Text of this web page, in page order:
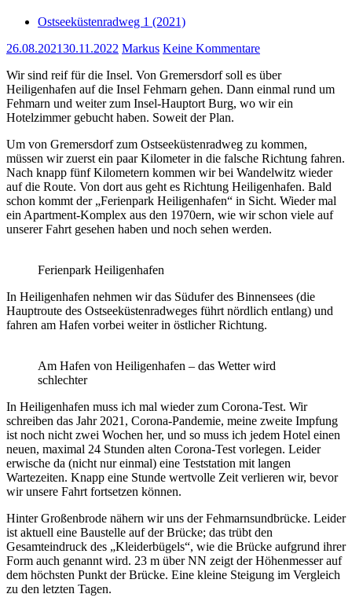
Ostseeküstenradweg 1 (2021)
26.08.202130.11.2022 Markus Keine Kommentare
Wir sind reif für die Insel. Von Gremersdorf soll es über
Heiligenhafen auf die Insel Fehmarn gehen. Dann einmal rund um
Fehmarn und weiter zum Insel-Hauptort Burg, wo wir ein
Hotelzimmer gebucht haben. Soweit der Plan.
Um von Gremersdorf zum Ostseeküstenradweg zu kommen,
müssen wir zuerst ein paar Kilometer in die falsche Richtung fahren.
Nach knapp fünf Kilometern kommen wir bei Wandelwitz wieder
auf die Route. Von dort aus geht es Richtung Heiligenhafen. Bald
schon kommt der „Ferienpark Heiligenhafen“ in Sicht. Wieder mal
ein Apartment-Komplex aus den 1970ern, wie wir schon viele auf
unserer Fahrt gesehen haben und noch sehen werden.
Ferienpark Heiligenhafen
In Heiligenhafen nehmen wir das Südufer des Binnensees (die
Hauptroute des Ostseeküstenradweges führt nördlich entlang) und
fahren am Hafen vorbei weiter in östlicher Richtung.
Am Hafen von Heiligenhafen – das Wetter wird
schlechter
In Heiligenhafen muss ich mal wieder zum Corona-Test. Wir
schreiben das Jahr 2021, Corona-Pandemie, meine zweite Impfung
ist noch nicht zwei Wochen her, und so muss ich jedem Hotel einen
neuen, maximal 24 Stunden alten Corona-Test vorlegen. Leider
erwische da (nicht nur einmal) eine Teststation mit langen
Wartezeiten. Knapp eine Stunde wertvolle Zeit verlieren wir, bevor
wir unsere Fahrt fortsetzen können.
Hinter Großenbrode nähern wir uns der Fehmarnsundbrücke. Leider
ist aktuell eine Baustelle auf der Brücke; das trübt den
Gesamteindruck des „Kleiderbügels“, wie die Brücke aufgrund ihrer
Form auch genannt wird. 23 m über NN zeigt der Höhenmesser auf
dem höchsten Punkt der Brücke. Eine kleine Steigung im Vergleich
zu den letzten Tagen.